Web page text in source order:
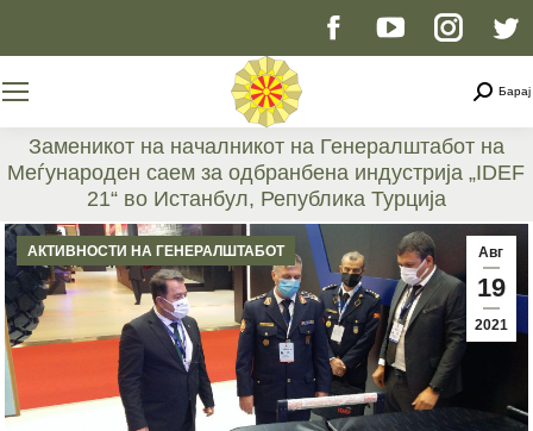
Facebook
opens
in
new
window
YouTube
opens
in
new
window
page
opens
new
window
Барај
Заменикот на началникот на Генералштабот на
Меѓународен саем за одбранбена индустрија „IDEF
21“ во Истанбул, Република Турција
You are here:
Авг
19
2021
АКТИВНОСТИ НА ГЕНЕРАЛШТАБОТ